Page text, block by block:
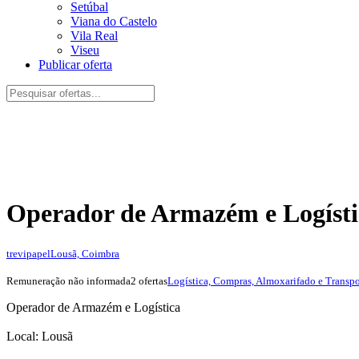
Setúbal
Viana do Castelo
Vila Real
Viseu
Publicar oferta
Operador de Armazém e
trevipapelLousã, Coimbra
Remuneração não informada2 ofertasLogística, Compras, Almoxarifado e
Operador de Armazém e Logística
Local: Lousã